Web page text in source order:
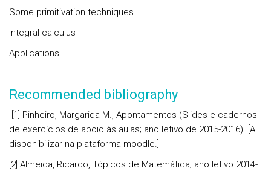
Some primitivation techniques
Integral calculus
Applications
Recommended bibliography
[1] Pinheiro, Margarida M., Apontamentos (Slides e cadernos
de exercícios de apoio às aulas; ano letivo de 2015-2016). [A
disponibilizar na plataforma moodle.]
[2] Almeida, Ricardo, Tópicos de Matemática; ano letivo 2014-